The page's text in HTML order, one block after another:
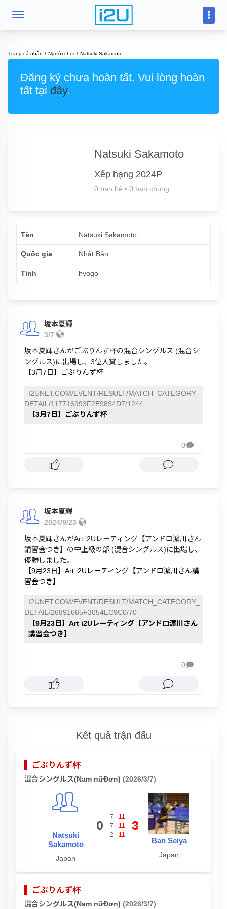
Trang cá nhân Người chơi Natsuki Sakamoto
Đăng ký chưa hoàn tất. Vui lòng hoàn
tất tại đây.
Natsuki Sakamoto
Xếp hạng 2024P
0 bạn bè • 0 bạn chung
Tên Natsuki Sakamoto
Quốc gia Nhật Bản
Tỉnh hyogo
坂本夏輝
3/7
坂本夏輝さんがごぶりんず杯の混合シングルス (混合シ
ングルス)に出場し、3位入賞しました。
【3月7日】ごぶりんず杯
I2UNET.COM/EVENT/RESULT/MATCH_CATEGORY_
DETAIL/117716993F2E9894D7/1244
【3月7日】ごぶりんず杯
0
坂本夏輝
2024/9/23
坂本夏輝さんがArt i2Uレーティング【アンドロ濵川さん
講習会つき】の中上級の部 (混合シングルス)に出場し、
優勝しました。
【9月23日】Art i2Uレーティング【アンドロ濵川さん講
習会つき】
I2UNET.COM/EVENT/RESULT/MATCH_CATEGORY_
DETAIL/26891665F3054EC9C0/70
【9月23日】Art i2Uレーティング【アンドロ濵川さん
講習会つき】
0
Kết quả trận đấu
ごぶりんず杯
混合シングルス(Nam nữĐơn) (2026/3/7)
Natsuki
Sakamoto
Japan
0
7 - 11
7 - 11
2 - 11
3
Ban Seiya
Japan
ごぶりんず杯
混合シングルス(Nam nữĐơn) (2026/3/7)